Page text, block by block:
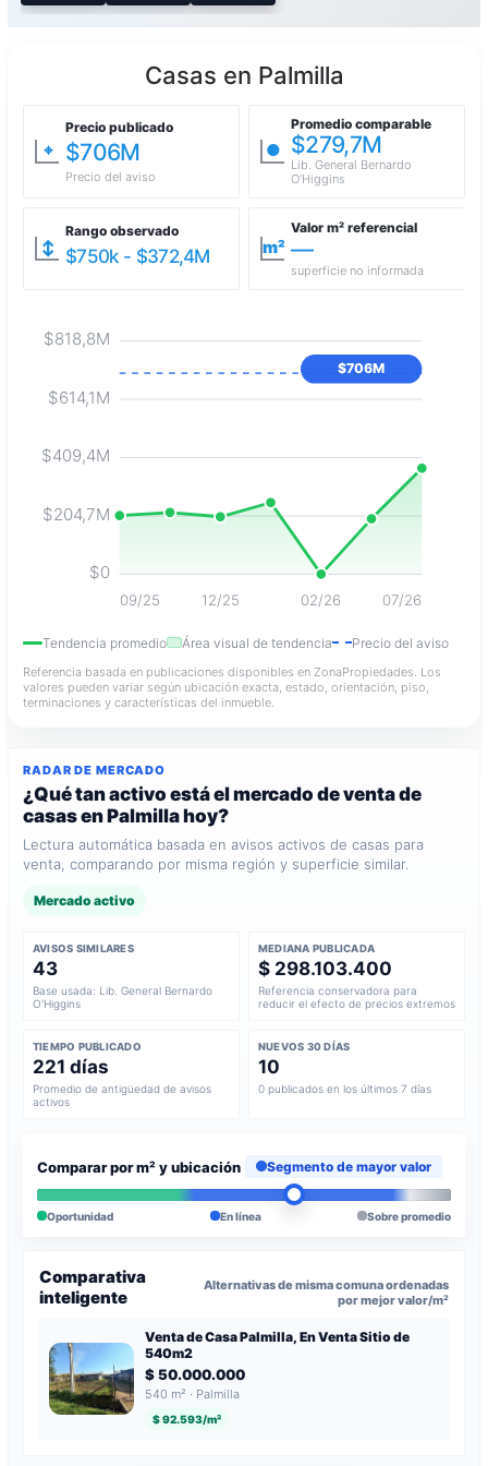
Casas en Palmilla
⌖
Precio publicado
$706M
Precio del aviso
●
Promedio comparable
$279,7M
Lib. General Bernardo
O'Higgins
↕
Rango observado
$750k - $372,4M m²
Valor m² referencial
—
superficie no informada
$0
$204,7M
$409,4M
$614,1M
$818,8M
09/25 12/25 02/26 07/26
$706M
Tendencia promedio Área visual de tendencia Precio del aviso
Referencia basada en publicaciones disponibles en ZonaPropiedades. Los
valores pueden variar según ubicación exacta, estado, orientación, piso,
terminaciones y características del inmueble.
RADAR DE MERCADO
¿Qué tan activo está el mercado de venta de
casas en Palmilla hoy?
Lectura automática basada en avisos activos de casas para
venta, comparando por misma región y superficie similar.
Mercado activo
AVISOS SIMILARES
43
Base usada: Lib. General Bernardo
O'Higgins
MEDIANA PUBLICADA
$ 298.103.400
Referencia conservadora para
reducir el efecto de precios extremos
TIEMPO PUBLICADO
221 días
Promedio de antigüedad de avisos
activos
NUEVOS 30 DÍAS
10
0 publicados en los últimos 7 días
Comparar por m² y ubicación Segmento de mayor valor
Oportunidad En línea Sobre promedio
Comparativa
inteligente
Alternativas de misma comuna ordenadas
por mejor valor/m²
Venta de Casa Palmilla, En Venta Sitio de
540m2
$ 50.000.000
540 m² · Palmilla
$ 92.593/m²